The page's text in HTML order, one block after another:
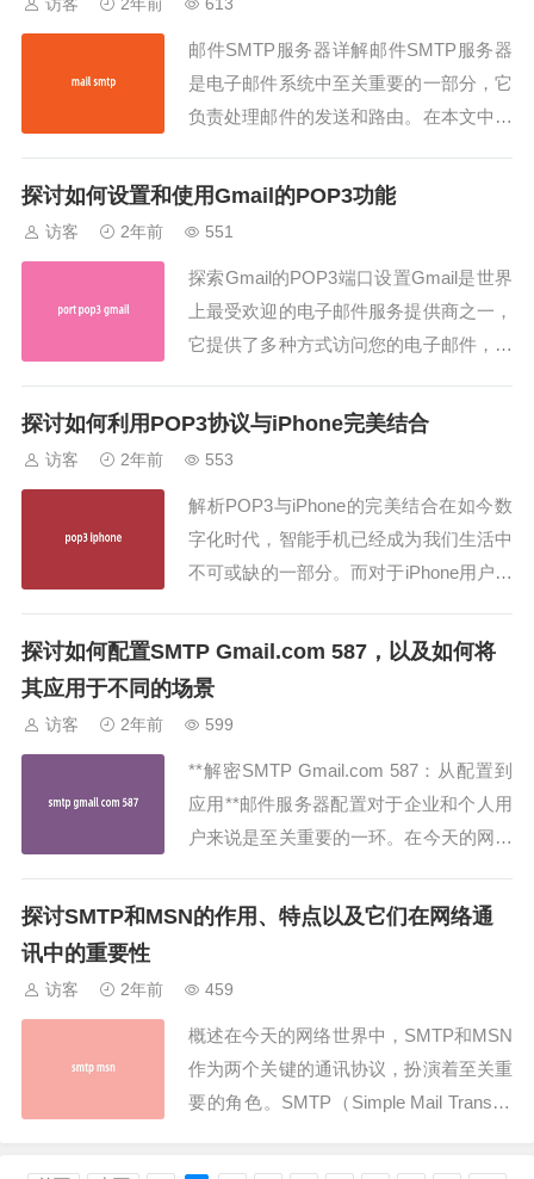
邮件SMTP服务器详解邮件SMTP服务器
是电子邮件系统中至关重要的一部分，它
负责处理邮件的发送和路由。在本文中，
原理、常见��题和解决方法，以及如何
统中的关键组件之一。它负责将您的邮件
从...
探讨如何设置和使用Gmail的POP3功能
访客 2年前 551
探索Gmail的POP3端口设置Gmail是世界
上最受欢迎的电子邮件服务提供商之一，
它提供了多种方式访问您的电子邮件，包
rotocol version 3）是一种用于接收电子
探讨如何利用POP3协议与iPhone完美结合
访客 2年前 553
解析POP3与iPhone的完美结合在如今数
字化时代，智能手机已经成为我们生活中
不可或缺的一部分。而对于iPhone用户来
的。本文将深入探讨如何利用POP3协议
与iPhone完美结合，实现高效的邮件管
理。什么是POP3？POP3，即邮局协议
探讨如何配置SMTP Gmail.com 587，以及如何将
其应用于不同的场景
访客 2年前 599
**解密SMTP Gmail.com 587：从配置到
应用**邮件服务器配置对于企业和个人用
户来说是至关重要的一环。在今天的网络
最常用的邮件传输协议之一，而Gmail.co
探讨SMTP和MSN的作用、特点以及它们在网络通
讯中的重要性
访客 2年前 459
概述在今天的网络世界中，SMTP和MSN
作为两个关键的通讯协议，扮演着至关重
要的角色。SMTP（Simple Mail Transfer
而MSN（Microsoft Network）是微软公